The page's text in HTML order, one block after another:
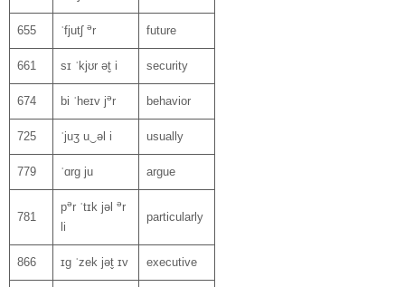
655 ˈfjutʃ ər future
661 sɪ ˈkjʊr ət̬ i security
674 bi ˈheɪv jər behavior
725 ˈjuʒ u‿əl i usually
779 ˈɑrɡ ju argue
781
pər ˈtɪk jəl ər
li
particularly
866 ɪɡ ˈzek jət̬ ɪv executive